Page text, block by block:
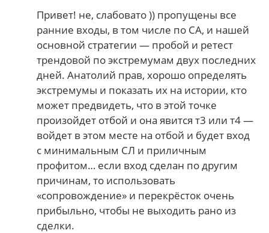
Привет! не, слабовато )) пропущены все
ранние входы, в том числе по СА, и нашей
основной стратегии — пробой и ретест
трендовой по экстремумам двух последних
дней. Анатолий прав, хорошо определять
экстремумы и показать их на истории, кто
может предвидеть, что в этой точке
произойдет отбой и она явится т3 или т4 —
войдет в этом месте на отбой и будет вход
с минимальным СЛ и приличным
профитом… если вход сделан по другим
причинам, то использовать
«сопровождение» и перекрёсток очень
прибыльно, чтобы не выходить рано из
сделки.